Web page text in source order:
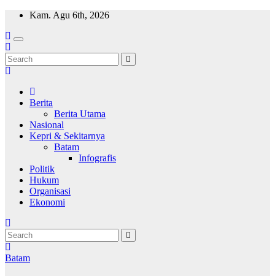
Skip
content
Kam. Agu 6th, 2026
Wajah Batam
CCTV nya kota Batam
Berita
Berita Utama
Nasional
Kepri & Sekitarnya
Batam
Infografis
Politik
Hukum
Organisasi
Ekonomi
Batam